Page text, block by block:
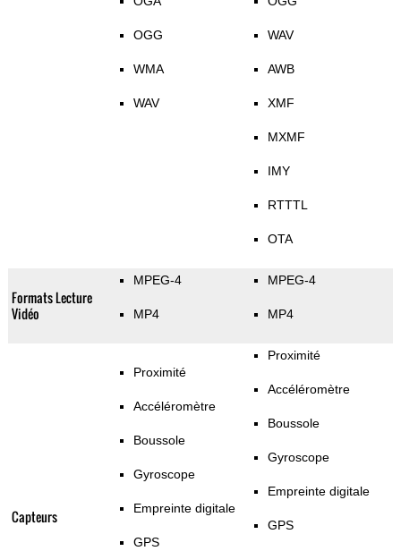
OGG
WMA
WAV
WAV
AWB
XMF
MXMF
IMY
RTTTL
OTA
Formats Lecture
Vidéo
MPEG-4
MP4
MPEG-4
MP4
Capteurs
Proximité
Accéléromètre
Boussole
Gyroscope
Empreinte digitale
GPS
Proximité
Accéléromètre
Boussole
Gyroscope
Empreinte digitale
GPS